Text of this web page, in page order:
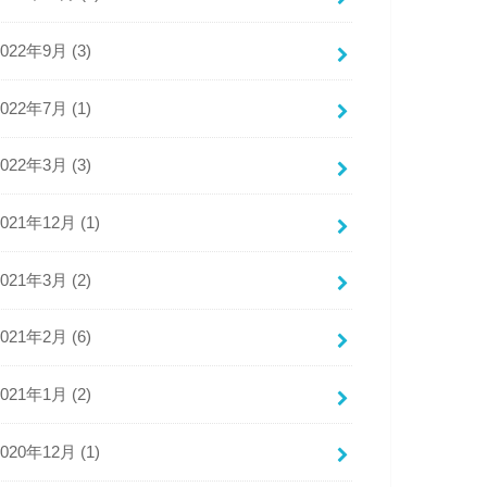
年9月 (3)
年7月 (1)
年3月 (3)
年12月 (1)
年3月 (2)
年2月 (6)
年1月 (2)
年12月 (1)